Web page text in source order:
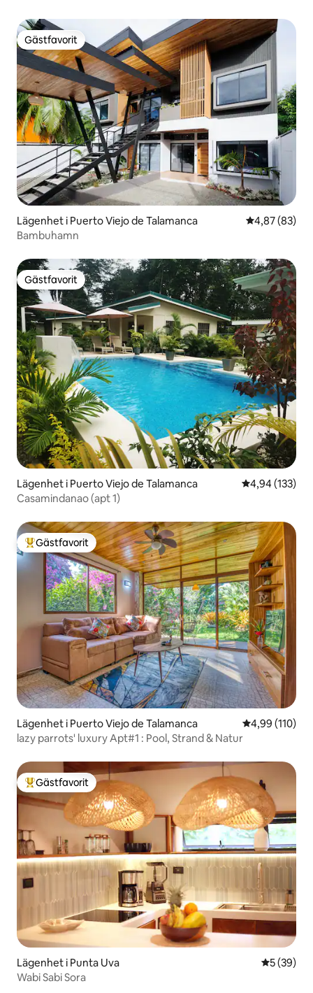
Gästfavorit
Gästfavorit
Lägenhet i Puerto Viejo de Talamanca 4,87 av 5 i
4,87 (83)
Bambuhamn
Gästfavorit
Gästfavorit
Lägenhet i Puerto Viejo de Talamanca 4,94 av 5 i
4,94 (133)
Casamindanao (apt 1)
Populär gästfavorit
Gästfavorit
Lägenhet i Puerto Viejo de Talamanca 4,99 av 5 i
4,99 (110)
lazy parrots' luxury Apt#1 : Pool, Strand & Natur
Populär gästfavorit
Gästfavorit
Lägenhet i Punta Uva 5 av 5 i
5 (39)
Wabi Sabi Sora